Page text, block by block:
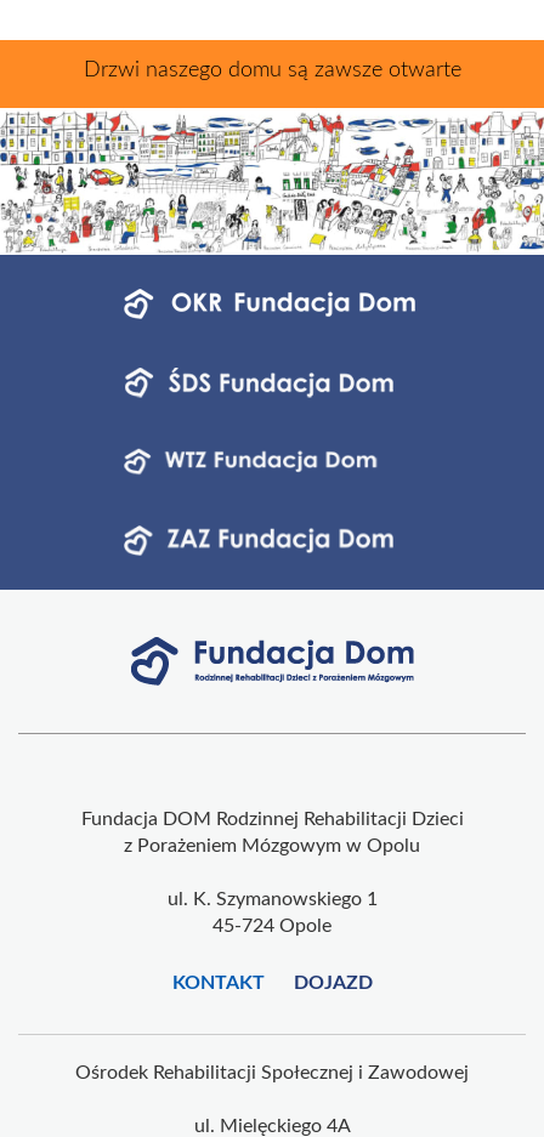
Drzwi naszego domu są zawsze otwarte
Fundacja DOM Rodzinnej Rehabilitacji Dzieci
z Porażeniem Mózgowym w Opolu
ul. K. Szymanowskiego 1
45-724 Opole
KONTAKT DOJAZD
Ośrodek Rehabilitacji Społecznej i Zawodowej
ul. Mielęckiego 4A